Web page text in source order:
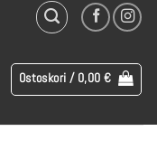
Ostoskori / 0,00 €